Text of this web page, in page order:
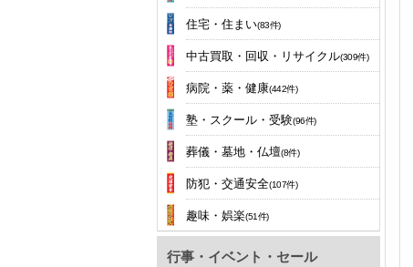
住宅・住まい(83件)
中古買取・回収・リサイクル(309件)
病院・薬・健康(442件)
塾・スクール・受験(96件)
葬儀・墓地・仏壇(8件)
防犯・交通安全(107件)
趣味・娯楽(51件)
行事・イベント・セール